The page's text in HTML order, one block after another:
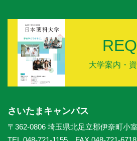
大学案内・
さいたまキャンパス
〒362-0806 埼玉県北足立郡伊奈町小